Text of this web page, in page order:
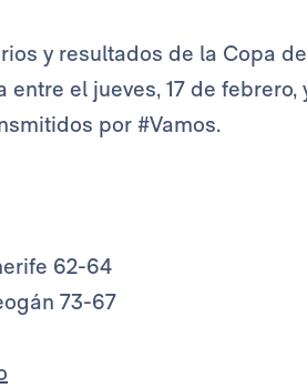
y resultados de la Copa
el jueves, 17 de
por #Vamos.
62-64
73-67